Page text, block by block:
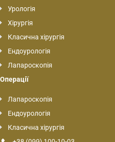
Урологія
Хірургія
Класична хірургія
Ендоурологія
Лапароскопія
Операції
Лапароскопія
Ендоурологія
Класична хірургія